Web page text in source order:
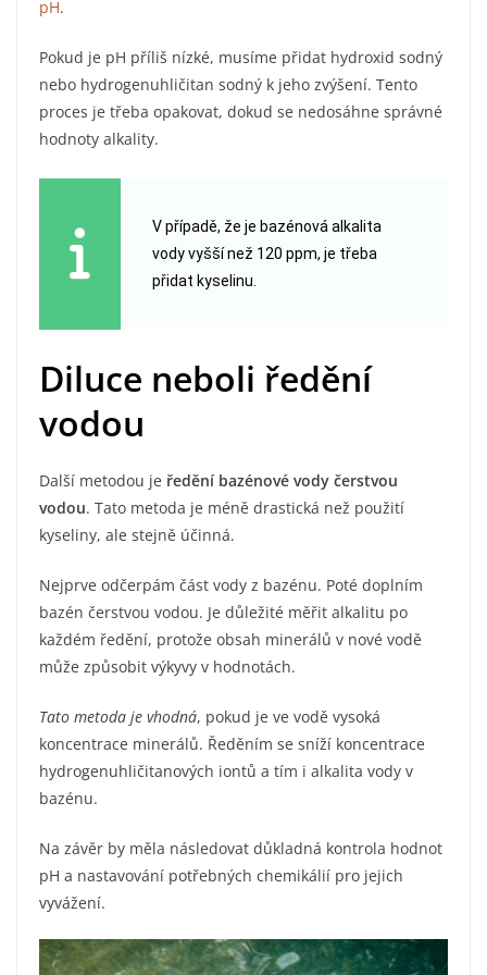
pH.
Pokud je pH příliš nízké, musíme přidat hydroxid sodný
nebo hydrogenuhličitan sodný k jeho zvýšení. Tento
proces je třeba opakovat, dokud se nedosáhne správné
hodnoty alkality.
V případě, že je bazénová alkalita
vody vyšší než 120 ppm, je třeba
přidat kyselinu.
Diluce neboli ředění
vodou
Další metodou je ředění bazénové vody čerstvou
vodou. Tato metoda je méně drastická než použití
kyseliny, ale stejně účinná.
Nejprve odčerpám část vody z bazénu. Poté doplním
bazén čerstvou vodou. Je důležité měřit alkalitu po
každém ředění, protože obsah minerálů v nové vodě
může způsobit výkyvy v hodnotách.
Tato metoda je vhodná, pokud je ve vodě vysoká
koncentrace minerálů. Ředěním se sníží koncentrace
hydrogenuhličitanových iontů a tím i alkalita vody v
bazénu.
Na závěr by měla následovat důkladná kontrola hodnot
pH a nastavování potřebných chemikálií pro jejich
vyvážení.